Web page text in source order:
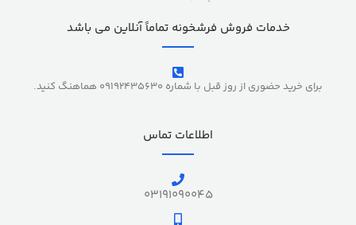
خدمات فروش فرشخونه تماماً آنلاین می باشد
برای خرید حضوری از روز قبل با شماره 09192435630 هماهنگ کنید.
اطلاعات تماس
03191090045